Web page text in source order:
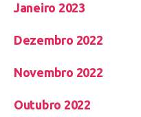
Janeiro 2023
Dezembro 2022
Novembro 2022
Outubro 2022